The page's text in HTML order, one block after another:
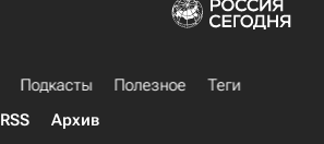
Подкасты Полезное
Теги
RSS Архив